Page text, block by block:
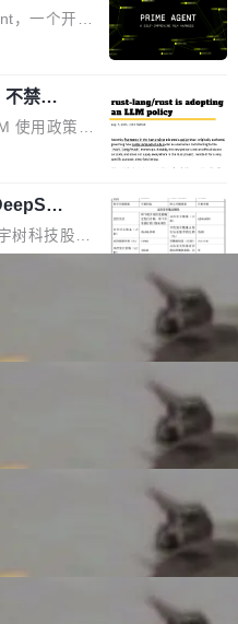
硬件产业
深技术顾
配、芯片适
及统一互联
助企业进一
检测到完全
8 月的第六
相关。 Git
了一组数
现在，每周
越人类
，一个开源
绕两个抽
）和 C
准测试
到了 95.
告的人类专
agent 包装
数 coding
的设
不禁
写的
使用政策，
贡献。这不
团队采纳，
助贡献最
句话：LLM
但不能用来
非作者本身
树科技股份
售结果，杭
略配售对
其中，Dee
多次传递同
时会拒绝包
核...
票中获得
入新的发
“AI版维基百